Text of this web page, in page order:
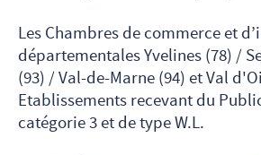
Les Chambres de commerce et
départementales Yvelines (78) /
(93) / Val-de-Marne (94) et Val
Etablissements recevant du
catégorie 3 et de type W.L.